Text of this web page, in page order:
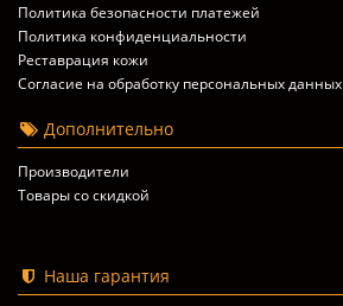
Политика безопасности платежей
Политика конфиденциальности
Реставрация кожи
Согласие на обработку персональных данных
Дополнительно
Производители
Товары со скидкой
Наша гарантия